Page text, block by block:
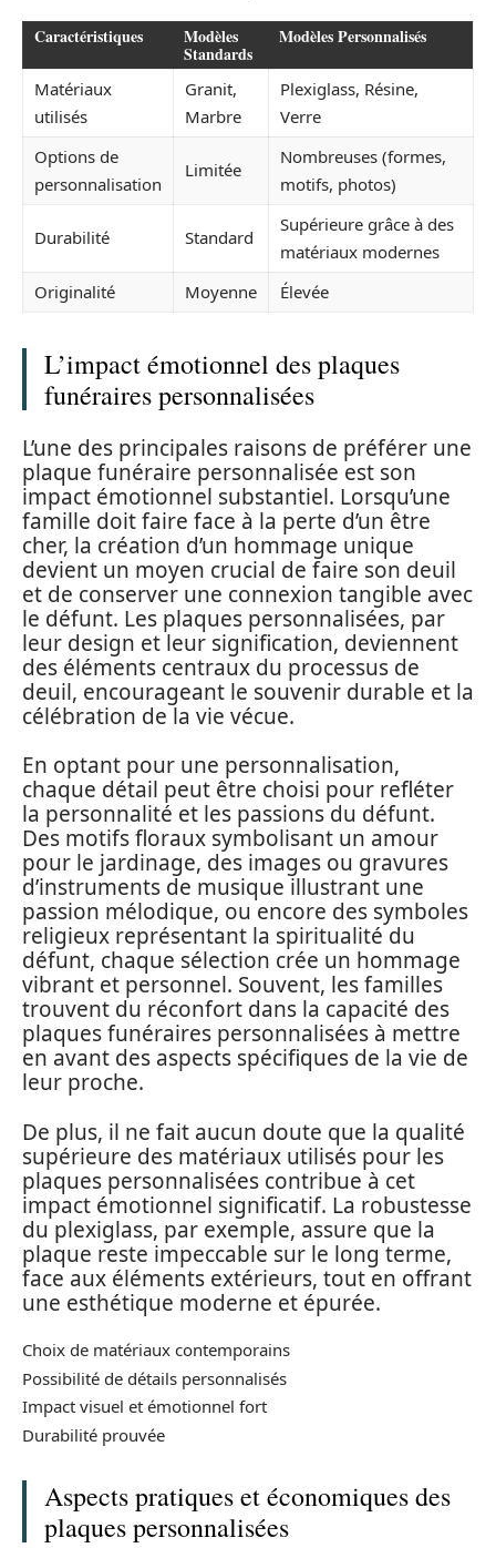
Caractéristiques Modèles
Standards
Modèles Personnalisés
Matériaux
utilisés
Granit,
Marbre
Plexiglass, Résine,
Verre
Options de
personnalisation
Limitée
Nombreuses (formes,
motifs, photos)
Durabilité Standard
Supérieure grâce à des
matériaux modernes
Originalité
Moyenne Élevée
L’impact émotionnel des plaques
funéraires personnalisées
L’une des principales raisons de préférer une
plaque funéraire personnalisée est son
impact émotionnel substantiel. Lorsqu’une
famille doit faire face à la perte d’un être
cher, la création d’un hommage unique
devient un moyen crucial de faire son deuil
et de conserver une connexion tangible avec
le défunt. Les plaques personnalisées, par
leur design et leur signification, deviennent
des éléments centraux du processus de
deuil, encourageant le souvenir durable et la
célébration de la vie vécue.
En optant pour une personnalisation,
chaque détail peut être choisi pour refléter
la personnalité et les passions du défunt.
Des motifs floraux symbolisant un amour
pour le jardinage, des images ou gravures
d’instruments de musique illustrant une
passion mélodique, ou encore des symboles
religieux représentant la spiritualité du
défunt, chaque sélection crée un hommage
vibrant et personnel. Souvent, les familles
trouvent du réconfort dans la capacité des
plaques funéraires personnalisées à mettre
en avant des aspects spécifiques de la vie de
leur proche.
De plus, il ne fait aucun doute que la qualité
supérieure des matériaux utilisés pour les
plaques personnalisées contribue à cet
impact émotionnel significatif. La robustesse
du plexiglass, par exemple, assure que la
plaque reste impeccable sur le long terme,
face aux éléments extérieurs, tout en offrant
une esthétique moderne et épurée.
Choix de matériaux contemporains
Possibilité de détails personnalisés
Impact visuel et émotionnel fort
Durabilité prouvée
Aspects pratiques et économiques des
plaques personnalisées